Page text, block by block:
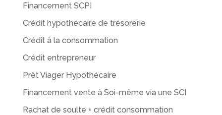
Financement SCPI
Crédit hypothécaire de trésorerie
Crédit à la consommation
Crédit entrepreneur
Prêt Viager Hypothécaire
Financement vente à Soi-même via une SCI
Rachat de soulte + crédit consommation